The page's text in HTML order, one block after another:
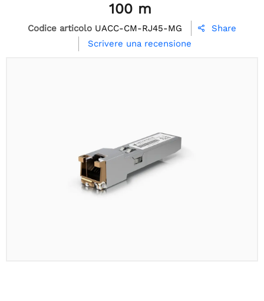
100 m
Codice articolo UACC-CM-RJ45-MG 
Share
Scrivere una recensione